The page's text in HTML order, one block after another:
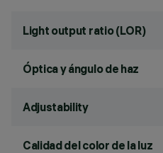
Light output ratio (LOR)
Óptica y ángulo de haz
Adjustability
Calidad del color de la luz